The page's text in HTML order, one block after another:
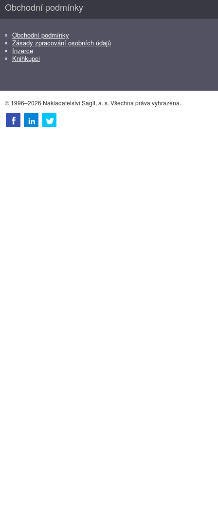
Obchodní podmínky
Obchodní podmínky
Zásady zpracování osobních údajů
Inzerce
Knihkupci
© 1996–2026 Nakladatelství Sagit, a. s. Všechna práva vyhrazena.